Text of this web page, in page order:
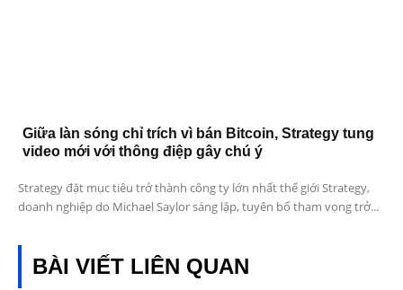
Giữa làn sóng chỉ trích vì bán Bitcoin, Strategy tung
video mới với thông điệp gây chú ý
Strategy đặt mục tiêu trở thành công ty lớn nhất thế giới Strategy,
doanh nghiệp do Michael Saylor sáng lập, tuyên bố tham vọng trở...
BÀI VIẾT LIÊN QUAN